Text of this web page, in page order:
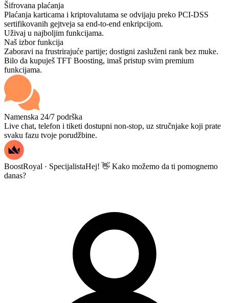
Šifrovana plaćanja
Plaćanja karticama i kriptovalutama se odvijaju preko PCI-DSS
sertifikovanih gejtveja sa end-to-end enkripcijom.
Uživaj u najboljim funkcijama.
Naš izbor funkcija
Zaboravi na frustrirajuće partije; dostigni zasluženi rank bez muke.
Bilo da kupuješ TFT Boosting, imaš pristup svim premium
funkcijama.
Namenska 24/7 podrška
Live chat, telefon i tiketi dostupni non-stop, uz stručnjake koji prate
svaku fazu tvoje porudžbine.
BoostRoyal · SpecijalistaHej! 👋 Kako možemo da ti pomognemo
danas?